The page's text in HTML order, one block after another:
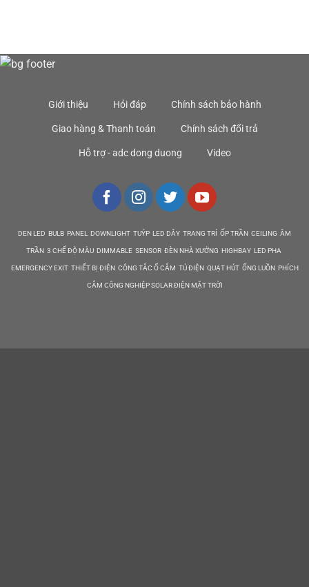
Giới thiệu Hỏi đáp Chính sách bảo hành
Giao hàng & Thanh toán Chính sách đổi trả
Hỗ trợ - adc dong duong Video
DEN LED BULB PANEL DOWNLIGHT TUÝP LED DÂY TRANG TRÍ ỐP TRẦN CEILING ÂM
TRẦN 3 CHẾ ĐỘ MÀU DIMMABLE SENSOR ĐÈN NHÀ XƯỞNG HIGHBAY LED PHA
EMERGENCY EXIT THIẾT BỊ ĐIỆN CÔNG TẮC Ổ CẮM TỦ ĐIỆN QUẠT HÚT ỐNG LUỒN PHÍCH
CẮM CÔNG NGHIỆP SOLAR ĐIỆN MẶT TRỜI